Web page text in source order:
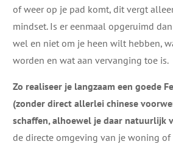
of weer op je pad komt, dit vergt
mindset. Is er eenmaal opgeruimd
wel en niet om je heen wilt hebben,
worden en wat aan vervanging toe is.
Zo realiseer je langzaam een goede
(zonder direct allerlei chinese
schaffen, alhoewel je daar natuurlijk
de directe omgeving van je woning